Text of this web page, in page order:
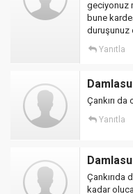
geciyonuz
bune
duruşunuz
Yanıtla
Çankırı
Yanıtla
Çankırıda
kadar